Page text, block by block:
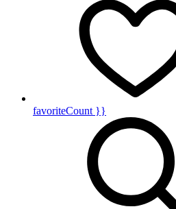
favoriteCount }}